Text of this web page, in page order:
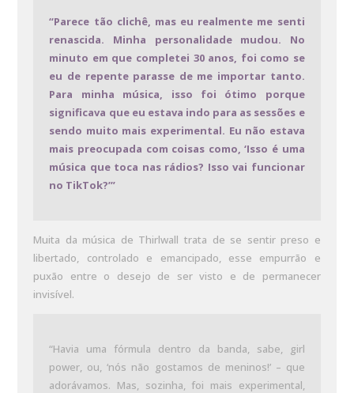
“Parece tão clichê, mas eu realmente me senti
renascida. Minha personalidade mudou. No
minuto em que completei 30 anos, foi como se
eu de repente parasse de me importar tanto.
Para minha música, isso foi ótimo porque
significava que eu estava indo para as sessões e
sendo muito mais experimental. Eu não estava
mais preocupada com coisas como, ‘Isso é uma
música que toca nas rádios? Isso vai funcionar
no TikTok?’”
Muita da música de Thirlwall trata de se sentir preso e
libertado, controlado e emancipado, esse empurrão e
puxão entre o desejo de ser visto e de permanecer
invisível.
“Havia uma fórmula dentro da banda, sabe, girl
power, ou, ‘nós não gostamos de meninos!’ – que
adorávamos. Mas, sozinha, foi mais experimental,